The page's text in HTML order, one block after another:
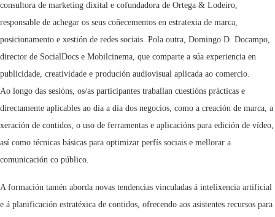
consultora de marketing dixital e cofundadora de Ortega & Lodeiro,
responsable de achegar os seus coñecementos en estratexia de marca,
posicionamento e xestión de redes sociais. Pola outra, Domingo D. Docampo,
director de SocialDocs e Mobilcinema, que comparte a súa experiencia en
publicidade, creatividade e produción audiovisual aplicada ao comercio.
Ao longo das sesións, os/as participantes traballan cuestións prácticas e
directamente aplicables ao día a día dos negocios, como a creación de marca, a
xeración de contidos, o uso de ferramentas e aplicacións para edición de vídeo,
así como técnicas básicas para optimizar perfís sociais e mellorar a
comunicación co público.
A formación tamén aborda novas tendencias vinculadas á intelixencia artificial
e á planificación estratéxica de contidos, ofrecendo aos asistentes recursos para